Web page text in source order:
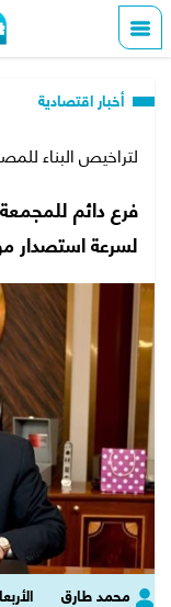
أخبار اقتصادية
لتراخيص البناء
فرع دائم
لسرعة استصدار
محمد طارق
الأربعاء 06/أغسطس/